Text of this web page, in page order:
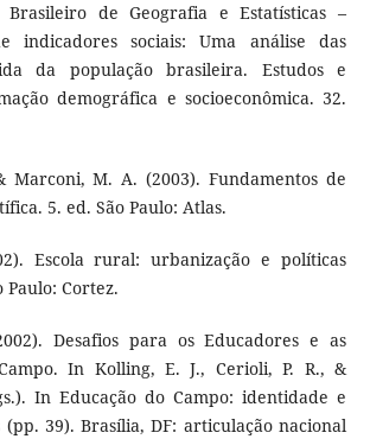
Brasileiro de Geografia e Estatísticas –
indicadores sociais: Uma análise das
da população brasileira. Estudos e
demográfica e socioeconômica. 32.
Marconi, M. A. (2003). Fundamentos de
5. ed. São Paulo: Atlas.
Escola rural: urbanização e políticas
Paulo: Cortez.
Desafios para os Educadores e as
In Kolling, E. J., Cerioli, P. R., &
In Educação do Campo: identidade e
39). Brasília, DF: articulação nacional